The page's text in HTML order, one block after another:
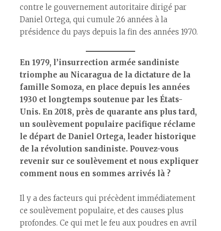
contre le gouvernement autoritaire dirigé par
Daniel Ortega, qui cumule 26 années à la
présidence du pays depuis la fin des années 1970.
En 1979, l’insurrection armée sandiniste
triomphe au Nicaragua de la dictature de la
famille Somoza, en place depuis les années
1930 et longtemps soutenue par les États-
Unis. En 2018, près de quarante ans plus tard,
un soulèvement populaire pacifique réclame
le départ de Daniel Ortega, leader historique
de la révolution sandiniste. Pouvez-vous
revenir sur ce soulèvement et nous expliquer
comment nous en sommes arrivés là ?
Il y a des facteurs qui précèdent immédiatement
ce soulèvement populaire, et des causes plus
profondes. Ce qui met le feu aux poudres en avril